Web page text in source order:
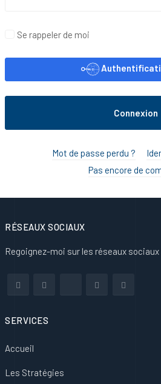
Se rappeler de moi
Connexion
Mot de passe perdu ?
Pas encore de
RÉSEAUX SOCIAUX
Regoignez-moi sur les réseaux sociaux
SERVICES
Accueil
Les Stratégies